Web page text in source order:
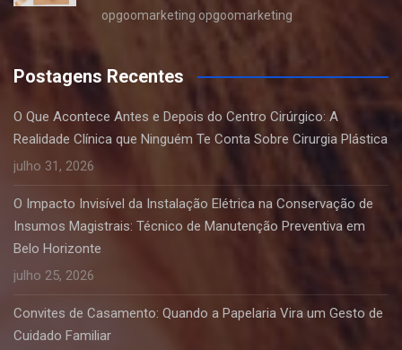
opgoomarketing opgoomarketing
Postagens Recentes
O Que Acontece Antes e Depois do Centro Cirúrgico: A
Realidade Clínica que Ninguém Te Conta Sobre Cirurgia Plástica
julho 31, 2026
O Impacto Invisível da Instalação Elétrica na Conservação de
Insumos Magistrais: Técnico de Manutenção Preventiva em
Belo Horizonte
julho 25, 2026
Convites de Casamento: Quando a Papelaria Vira um Gesto de
Cuidado Familiar